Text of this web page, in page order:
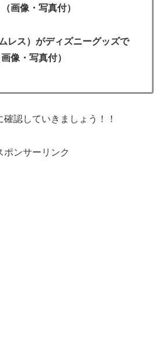
画像・写真付）
レス）がディズニーグッズで
像・写真付）
認していきましょう！！
ポンサーリンク